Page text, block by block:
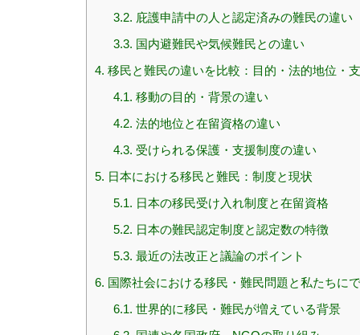
3.2. 庇護申請中の人と認定済みの難民の違い
3.3. 国内避難民や気候難民との違い
4. 移民と難民の違いを比較：目的・法的地位・
4.1. 移動の目的・背景の違い
4.2. 法的地位と在留資格の違い
4.3. 受けられる保護・支援制度の違い
5. 日本における移民と難民：制度と現状
5.1. 日本の移民受け入れ制度と在留資格
5.2. 日本の難民認定制度と認定数の特徴
5.3. 最近の法改正と議論のポイント
6. 国際社会における移民・難民問題と私たちに
6.1. 世界的に移民・難民が増えている背景